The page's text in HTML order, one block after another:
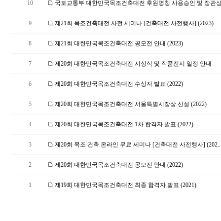
10 국토교통부 대한민국목조건축대전 후원명칭 사용승인 및 장관
9 제21회 목조건축대전 사전 세미나 [건축대전 사전행사] (2023)
8 제21회 대한민국목조건축대전 공모전 안내 (2023)
7 제20회 대한민국목조건축대전 시상식 및 작품전시 일정 안내
6 제20회 대한민국목조건축대전 수상자 발표 (2022)
5 제20회 대한민국목조건축대전 서울특별시장상 신설 (2022)
4 제20회 대한민국목조건축대전 1차 합격자 발표 (2022)
3 제20회 목조 건축 온라인 무료 세미나 [건축대전 사전행사] (202..
2 제20회 대한민국목조건축대전 공모전 안내 (2022)
1 제19회 대한민국목조건축대전 최종 합격자 발표 (2021)